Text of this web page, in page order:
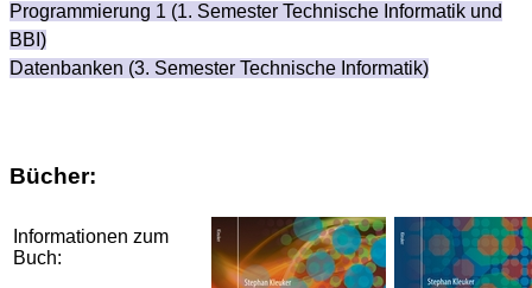
Programmierung 1 (1. Semester Technische Informatik und
BBI)
Datenbanken (3. Semester Technische Informatik)
Bücher:
Informationen zum
Buch: